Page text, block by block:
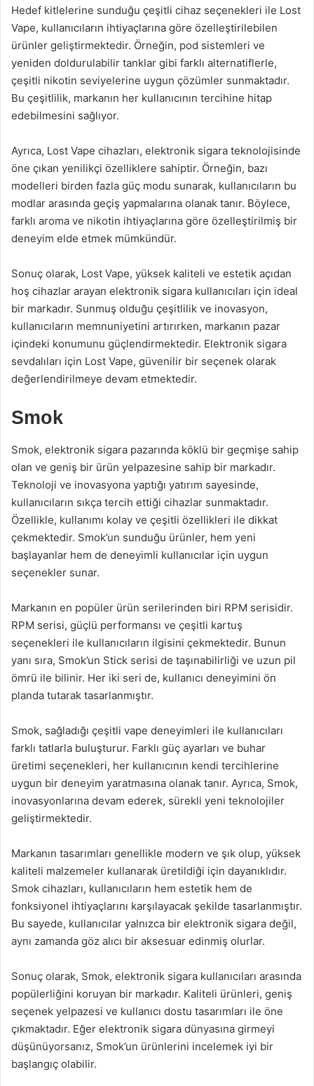
Hedef kitlelerine sunduğu çeşitli cihaz seçenekleri ile Lost
Vape, kullanıcıların ihtiyaçlarına göre özelleştirilebilen
ürünler geliştirmektedir. Örneğin, pod sistemleri ve
yeniden doldurulabilir tanklar gibi farklı alternatiflerle,
çeşitli nikotin seviyelerine uygun çözümler sunmaktadır.
Bu çeşitlilik, markanın her kullanıcının tercihine hitap
edebilmesini sağlıyor.
Ayrıca, Lost Vape cihazları, elektronik sigara teknolojisinde
öne çıkan yenilikçi özelliklere sahiptir. Örneğin, bazı
modelleri birden fazla güç modu sunarak, kullanıcıların bu
modlar arasında geçiş yapmalarına olanak tanır. Böylece,
farklı aroma ve nikotin ihtiyaçlarına göre özelleştirilmiş bir
deneyim elde etmek mümkündür.
Sonuç olarak, Lost Vape, yüksek kaliteli ve estetik açıdan
hoş cihazlar arayan elektronik sigara kullanıcıları için ideal
bir markadır. Sunmuş olduğu çeşitlilik ve inovasyon,
kullanıcıların memnuniyetini artırırken, markanın pazar
içindeki konumunu güçlendirmektedir. Elektronik sigara
sevdalıları için Lost Vape, güvenilir bir seçenek olarak
değerlendirilmeye devam etmektedir.
Smok
Smok, elektronik sigara pazarında köklü bir geçmişe sahip
olan ve geniş bir ürün yelpazesine sahip bir markadır.
Teknoloji ve inovasyona yaptığı yatırım sayesinde,
kullanıcıların sıkça tercih ettiği cihazlar sunmaktadır.
Özellikle, kullanımı kolay ve çeşitli özellikleri ile dikkat
çekmektedir. Smok’un sunduğu ürünler, hem yeni
başlayanlar hem de deneyimli kullanıcılar için uygun
seçenekler sunar.
Markanın en popüler ürün serilerinden biri RPM serisidir.
RPM serisi, güçlü performansı ve çeşitli kartuş
seçenekleri ile kullanıcıların ilgisini çekmektedir. Bunun
yanı sıra, Smok’un Stick serisi de taşınabilirliği ve uzun pil
ömrü ile bilinir. Her iki seri de, kullanıcı deneyimini ön
planda tutarak tasarlanmıştır.
Smok, sağladığı çeşitli vape deneyimleri ile kullanıcıları
farklı tatlarla buluşturur. Farklı güç ayarları ve buhar
üretimi seçenekleri, her kullanıcının kendi tercihlerine
uygun bir deneyim yaratmasına olanak tanır. Ayrıca, Smok,
inovasyonlarına devam ederek, sürekli yeni teknolojiler
geliştirmektedir.
Markanın tasarımları genellikle modern ve şık olup, yüksek
kaliteli malzemeler kullanarak üretildiği için dayanıklıdır.
Smok cihazları, kullanıcıların hem estetik hem de
fonksiyonel ihtiyaçlarını karşılayacak şekilde tasarlanmıştır.
Bu sayede, kullanıcılar yalnızca bir elektronik sigara değil,
aynı zamanda göz alıcı bir aksesuar edinmiş olurlar.
Sonuç olarak, Smok, elektronik sigara kullanıcıları arasında
popülerliğini koruyan bir markadır. Kaliteli ürünleri, geniş
seçenek yelpazesi ve kullanıcı dostu tasarımları ile öne
çıkmaktadır. Eğer elektronik sigara dünyasına girmeyi
düşünüyorsanız, Smok’un ürünlerini incelemek iyi bir
başlangıç olabilir.